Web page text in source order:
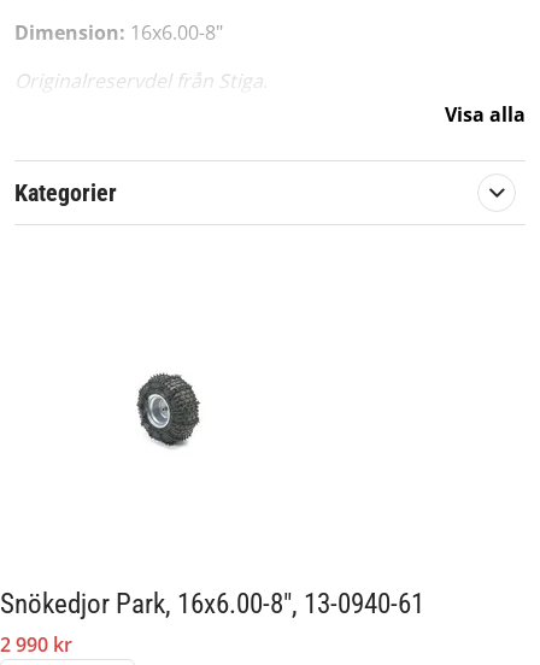
Dimension: 16x6.00-8"
Originalreservdel från Stiga.
Passar märke:
Visa alla
Kategorier
Snökedjor Park, 16x6.00-8", 13-0940-61
2 990 kr